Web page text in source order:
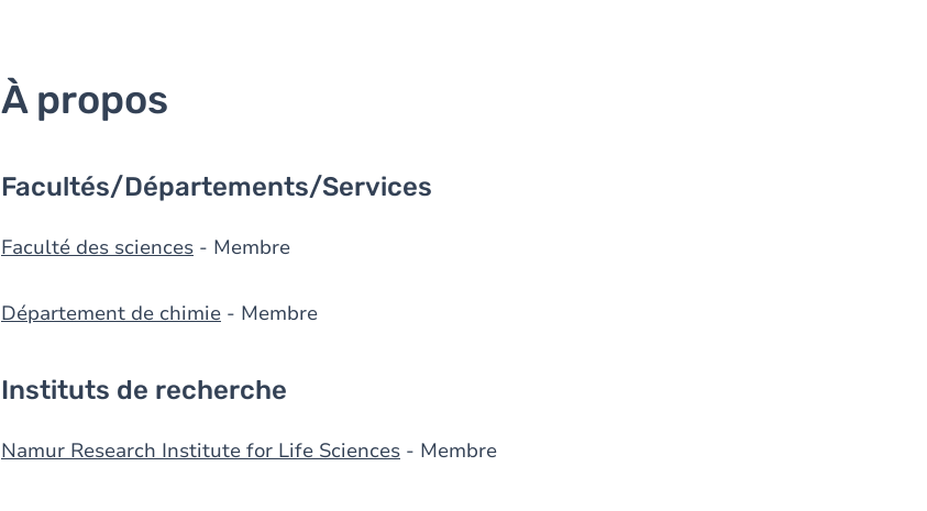
À propos
Facultés/Départements/Services
Faculté des sciences - Membre
Département de chimie - Membre
Instituts de recherche
Namur Research Institute for Life Sciences - Membre